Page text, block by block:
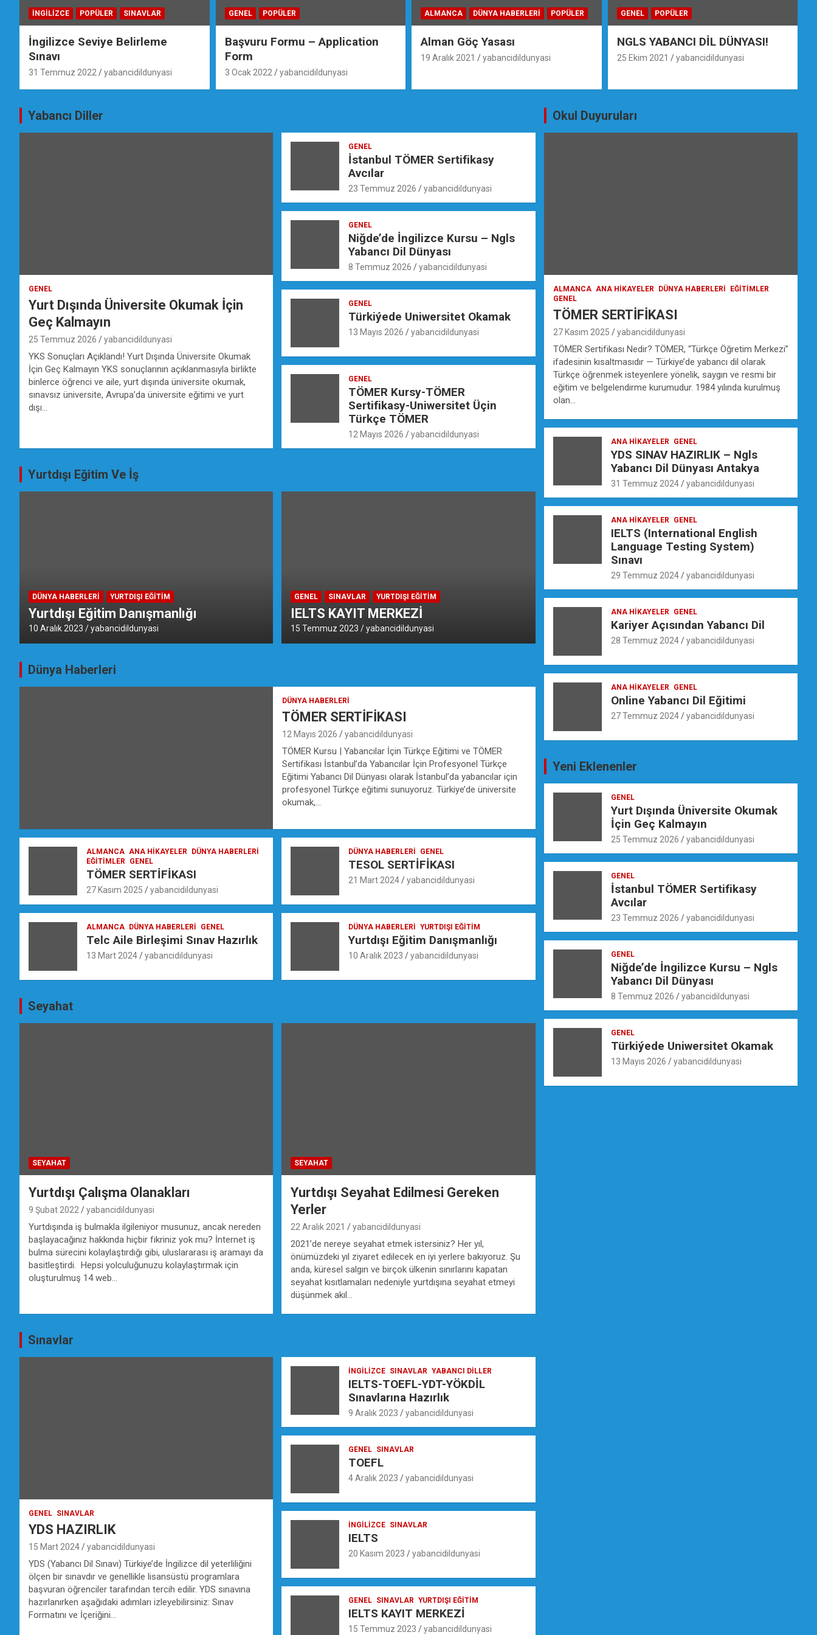
İNGILIZCE POPÜLER SINAVLAR
İngilizce Seviye Belirleme
Sınavı
31 Temmuz 2022 yabancidildunyasi
GENEL POPÜLER
Başvuru Formu – Application
Form
3 Ocak 2022 yabancidildunyasi
ALMANCA DÜNYA HABERLERI POPÜLER
Alman Göç Yasası
19 Aralık 2021 yabancidildunyasi
GENEL POPÜLER
NGLS YABANCI DİL DÜNYASI!
25 Ekim 2021 yabancidildunyasi
Yabancı Diller
GENEL
Yurt Dışında Üniversite Okumak İçin
Geç Kalmayın
25 Temmuz 2026 yabancidildunyasi
YKS Sonuçları Açıklandı! Yurt Dışında Üniversite Okumak
İçin Geç Kalmayın YKS sonuçlarının açıklanmasıyla birlikte
binlerce öğrenci ve aile, yurt dışında üniversite okumak,
sınavsız üniversite, Avrupa’da üniversite eğitimi ve yurt
dışı…
GENEL
İstanbul TÖMER Sertifikasy
Avcılar
23 Temmuz 2026 yabancidildunyasi
GENEL
Niğde’de İngilizce Kursu – Ngls
Yabancı Dil Dünyası
8 Temmuz 2026 yabancidildunyasi
GENEL
Türkiýede Uniwersitet Okamak
13 Mayıs 2026 yabancidildunyasi
GENEL
TÖMER Kursy-TÖMER
Sertifikasy-Uniwersitet Üçin
Türkçe TÖMER
12 Mayıs 2026 yabancidildunyasi
Yurtdışı Eğitim Ve İş
DÜNYA HABERLERI YURTDIŞI EĞITIM
Yurtdışı Eğitim Danışmanlığı
10 Aralık 2023 yabancidildunyasi
GENEL SINAVLAR YURTDIŞI EĞITIM
IELTS KAYIT MERKEZİ
15 Temmuz 2023 yabancidildunyasi
Dünya Haberleri
DÜNYA HABERLERI
TÖMER SERTİFİKASI
12 Mayıs 2026 yabancidildunyasi
TÖMER Kursu | Yabancılar İçin Türkçe Eğitimi ve TÖMER
Sertifikası İstanbul’da Yabancılar İçin Profesyonel Türkçe
Eğitimi Yabancı Dil Dünyası olarak İstanbul’da yabancılar için
profesyonel Türkçe eğitimi sunuyoruz. Türkiye’de üniversite
okumak,…
ALMANCA ANA HIKAYELER DÜNYA HABERLERI
EĞİTİMLER GENEL
TÖMER SERTİFİKASI
27 Kasım 2025 yabancidildunyasi
DÜNYA HABERLERI GENEL
TESOL SERTİFİKASI
21 Mart 2024 yabancidildunyasi
ALMANCA DÜNYA HABERLERI GENEL
Telc Aile Birleşimi Sınav Hazırlık
13 Mart 2024 yabancidildunyasi
DÜNYA HABERLERI YURTDIŞI EĞITIM
Yurtdışı Eğitim Danışmanlığı
10 Aralık 2023 yabancidildunyasi
Seyahat
SEYAHAT
Yurtdışı Çalışma Olanakları
9 Şubat 2022 yabancidildunyasi
Yurtdışında iş bulmakla ilgileniyor musunuz, ancak nereden
başlayacağınız hakkında hiçbir fikriniz yok mu? İnternet iş
bulma sürecini kolaylaştırdığı gibi, uluslararası iş aramayı da
basitleştirdi. Hepsi yolculuğunuzu kolaylaştırmak için
oluşturulmuş 14 web…
SEYAHAT
Yurtdışı Seyahat Edilmesi Gereken
Yerler
22 Aralık 2021 yabancidildunyasi
2021’de nereye seyahat etmek istersiniz? Her yıl,
önümüzdeki yıl ziyaret edilecek en iyi yerlere bakıyoruz. Şu
anda, küresel salgın ve birçok ülkenin sınırlarını kapatan
seyahat kısıtlamaları nedeniyle yurtdışına seyahat etmeyi
düşünmek akıl…
Sınavlar
GENEL SINAVLAR
YDS HAZIRLIK
15 Mart 2024 yabancidildunyasi
YDS (Yabancı Dil Sınavı) Türkiye’de İngilizce dil yeterliliğini
ölçen bir sınavdır ve genellikle lisansüstü programlara
başvuran öğrenciler tarafından tercih edilir. YDS sınavına
hazırlanırken aşağıdaki adımları izleyebilirsiniz: Sınav
Formatını ve İçeriğini…
İNGILIZCE SINAVLAR YABANCI DILLER
IELTS-TOEFL-YDT-YÖKDİL
Sınavlarına Hazırlık
9 Aralık 2023 yabancidildunyasi
GENEL SINAVLAR
TOEFL
4 Aralık 2023 yabancidildunyasi
İNGILIZCE SINAVLAR
IELTS
20 Kasım 2023 yabancidildunyasi
GENEL SINAVLAR YURTDIŞI EĞITIM
IELTS KAYIT MERKEZİ
15 Temmuz 2023 yabancidildunyasi
Okul Duyuruları
ALMANCA ANA HIKAYELER DÜNYA HABERLERI
EĞİTİMLER
GENEL
TÖMER SERTİFİKASI
27 Kasım 2025 yabancidildunyasi
TÖMER Sertifikası Nedir? TÖMER, “Türkçe Öğretim Merkezi”
ifadesinin kısaltmasıdır — Türkiye’de yabancı dil olarak
Türkçe öğrenmek isteyenlere yönelik, saygın ve resmi bir
eğitim ve belgelendirme kurumudur. 1984 yılında kurulmuş
olan…
ANA HIKAYELER GENEL
YDS SINAV HAZIRLIK – Ngls
Yabancı Dil Dünyası Antakya
31 Temmuz 2024 yabancidildunyasi
ANA HIKAYELER GENEL
IELTS (International English
Language Testing System)
Sınavı
29 Temmuz 2024 yabancidildunyasi
ANA HIKAYELER GENEL
Kariyer Açısından Yabancı Dil
28 Temmuz 2024 yabancidildunyasi
ANA HIKAYELER GENEL
Online Yabancı Dil Eğitimi
27 Temmuz 2024 yabancidildunyasi
Yeni Eklenenler
GENEL
Yurt Dışında Üniversite Okumak
İçin Geç Kalmayın
25 Temmuz 2026 yabancidildunyasi
GENEL
İstanbul TÖMER Sertifikasy
Avcılar
23 Temmuz 2026 yabancidildunyasi
GENEL
Niğde’de İngilizce Kursu – Ngls
Yabancı Dil Dünyası
8 Temmuz 2026 yabancidildunyasi
GENEL
Türkiýede Uniwersitet Okamak
13 Mayıs 2026 yabancidildunyasi